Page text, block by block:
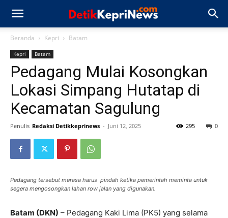
Beranda Kepri Batam
Kepri Batam
Pedagang Mulai Kosongkan
Lokasi Simpang Hutatap di
Kecamatan Sagulung
Penulis Redaksi Detikkeprinews - Juni 12, 2025 0
295
Pedagang tersebut merasa harus pindah ketika pemerintah meminta untuk
segera mengosongkan lahan row jalan yang digunakan.
Batam (DKN) – Pedagang Kaki Lima (PK5) yang selama